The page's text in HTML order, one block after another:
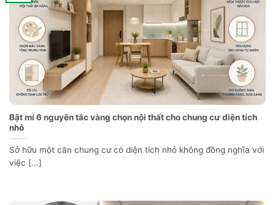
Bật mí 6 nguyên tắc vàng chọn nội thất cho chung cư diện tích
nhỏ
Sở hữu một căn chung cư có diện tích nhỏ không đồng nghĩa với
việc [...]